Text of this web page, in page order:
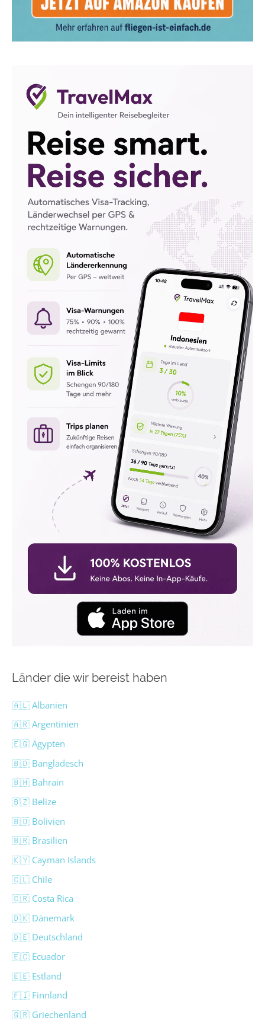
Länder die wir bereist haben
🇦🇱 Albanien
🇦🇷 Argentinien
🇪🇬 Ägypten
🇧🇩 Bangladesch
🇧🇭 Bahrain
🇧🇿 Belize
🇧🇴 Bolivien
🇧🇷 Brasilien
🇰🇾 Cayman Islands
🇨🇱 Chile
🇨🇷 Costa Rica
🇩🇰 Dänemark
🇩🇪 Deutschland
🇪🇨 Ecuador
🇪🇪 Estland
🇫🇮 Finnland
🇬🇷 Griechenland